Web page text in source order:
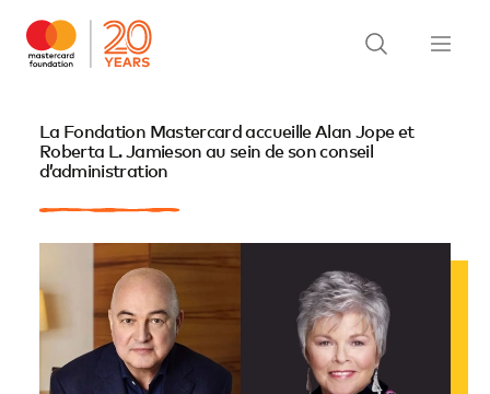
La Fondation Mastercard accueille Alan Jope et
Roberta L. Jamieson au sein de son conseil
d’administration